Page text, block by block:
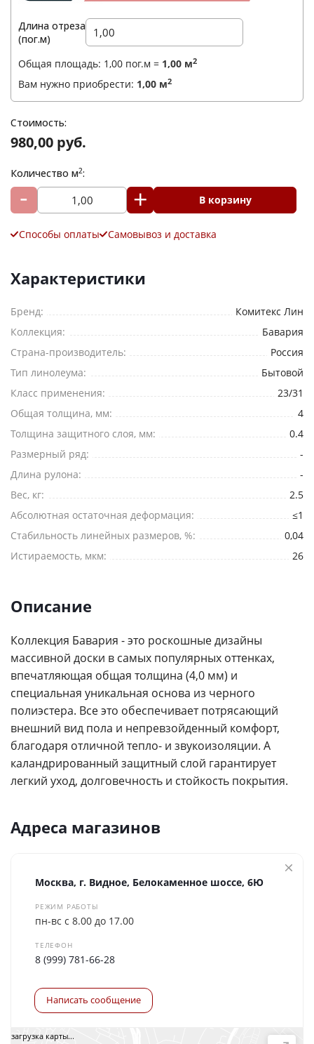
Длина отреза
(пог.м)
Общая площадь: 1,00 пог.м = 1,00 м2
Вам нужно приобрести: 1,00 м2
Стоимость:
980,00 руб.
Количество м2:
В корзину
Способы оплаты Самовывоз и доставка
Характеристики
Бренд:
Комитекс Лин
Коллекция:
Бавария
Страна-производитель:
Россия
Тип линолеума:
Бытовой
Класс применения:
23/31
Общая толщина, мм:
4
Толщина защитного слоя, мм:
0.4
Размерный ряд:
-
Длина рулона:
-
Вес, кг:
2.5
Абсолютная остаточная деформация:
≤1
Стабильность линейных размеров, %:
0,04
Истираемость, мкм:
26
Описание
Коллекция Бавария - это роскошные дизайны
массивной доски в самых популярных оттенках,
впечатляющая общая толщина (4,0 мм) и
специальная уникальная основа из черного
полиэстера. Все это обеспечивает потрясающий
внешний вид пола и непревзойденный комфорт,
благодаря отличной тепло- и звукоизоляции. А
каландрированный защитный слой гарантирует
легкий уход, долговечность и стойкость покрытия.
Адреса магазинов
Москва, г. Видное, Белокаменное шоссе, 6Ю
РЕЖИМ РАБОТЫ
пн-вс с 8.00 до 17.00
ТЕЛЕФОН
8 (999) 781-66-28
Написать сообщение
загрузка карты...
Ваше имя
Телефон
E-mail
* — Обязательные поля